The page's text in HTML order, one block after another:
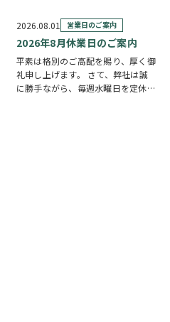
もあります。 草加でも谷塚町、新
田などで空襲があったと言い伝えが
あります。草加…
2026.08.01 営業日のご案内
2026年8月休業日のご案内
平素は格別のご高配を賜り、厚く御
礼申し上げます。 さて、弊社は誠
に勝手ながら、毎週水曜日を定休日